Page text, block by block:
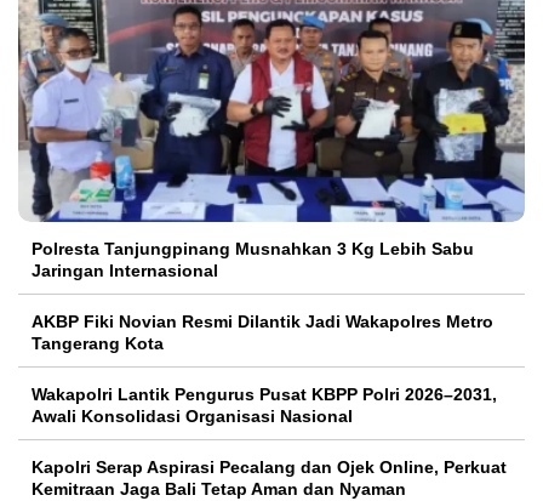
Polresta Tanjungpinang Musnahkan 3 Kg Lebih Sabu
Jaringan Internasional
AKBP Fiki Novian Resmi Dilantik Jadi Wakapolres Metro
Tangerang Kota
Wakapolri Lantik Pengurus Pusat KBPP Polri 2026–2031,
Awali Konsolidasi Organisasi Nasional
Kapolri Serap Aspirasi Pecalang dan Ojek Online, Perkuat
Kemitraan Jaga Bali Tetap Aman dan Nyaman